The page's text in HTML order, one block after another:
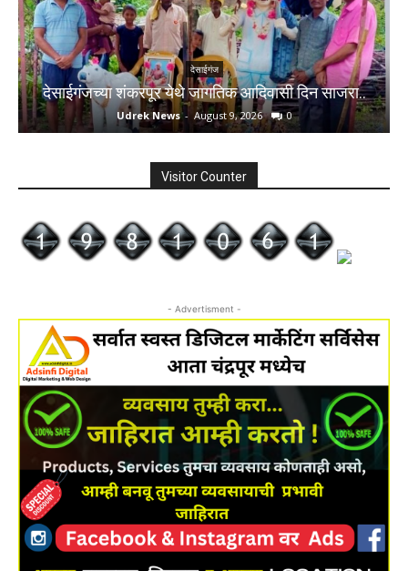
देसाईगंज
देसाईगंजच्या शंकरपूर येथे जागतिक आदिवासी दिन साजरा..
Udrek News - August 9, 2026 0
Visitor Counter
- Advertisment -